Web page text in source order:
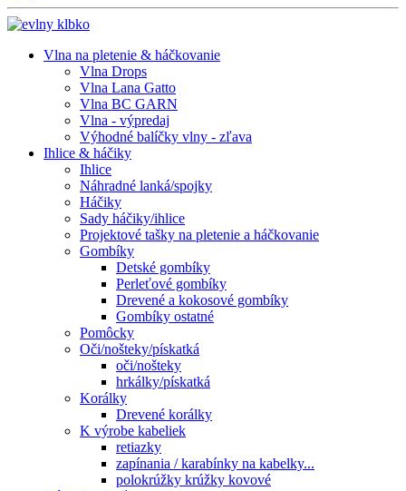
Vlna na pletenie & háčkovanie
Vlna Drops
Vlna Lana Gatto
Vlna BC GARN
Vlna - výpredaj
Výhodné balíčky vlny - zľava
Ihlice & háčiky
Ihlice
Náhradné lanká/spojky
Háčiky
Sady háčiky/ihlice
Projektové tašky na pletenie a háčkovanie
Gombíky
Detské gombíky
Perleťové gombíky
Drevené a kokosové gombíky
Gombíky ostatné
Pomôcky
Oči/nošteky/pískatká
oči/nošteky
hrkálky/pískatká
Korálky
Drevené korálky
K výrobe kabeliek
retiazky
zapínania / karabínky na kabelky...
polokrúžky krúžky kovové